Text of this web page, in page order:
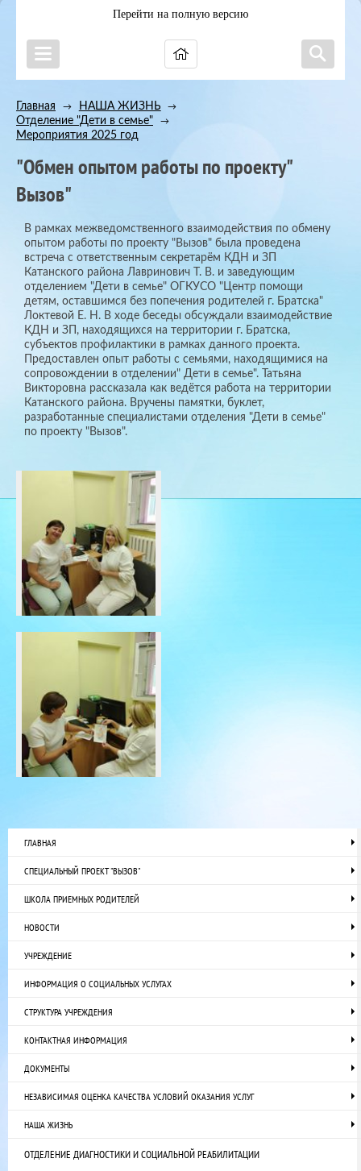
Перейти на полную версию
Главная → НАША ЖИЗНЬ →
Отделение "Дети в семье" →
Мероприятия 2025 год
"Обмен опытом работы по проекту"
Вызов"
В рамках межведомственного взаимодействия по обмену
опытом работы по проекту "Вызов" была проведена
встреча с ответственным секретарём КДН и ЗП
Катанского района Лавринович Т. В. и заведующим
отделением "Дети в семье" ОГКУСО "Центр помощи
детям, оставшимся без попечения родителей г. Братска"
Локтевой Е. Н. В ходе беседы обсуждали взаимодействие
КДН и ЗП, находящихся на территории г. Братска,
субъектов профилактики в рамках данного проекта.
Предоставлен опыт работы с семьями, находящимися на
сопровождении в отделении" Дети в семье". Татьяна
Викторовна рассказала как ведётся работа на территории
Катанского района. Вручены памятки, буклет,
разработанные специалистами отделения "Дети в семье"
по проекту "Вызов".
ГЛАВНАЯ
СПЕЦИАЛЬНЫЙ ПРОЕКТ "ВЫЗОВ"
ШКОЛА ПРИЕМНЫХ РОДИТЕЛЕЙ
НОВОСТИ
УЧРЕЖДЕНИЕ
ИНФОРМАЦИЯ О СОЦИАЛЬНЫХ УСЛУГАХ
СТРУКТУРА УЧРЕЖДЕНИЯ
КОНТАКТНАЯ ИНФОРМАЦИЯ
ДОКУМЕНТЫ
НЕЗАВИСИМАЯ ОЦЕНКА КАЧЕСТВА УСЛОВИЙ ОКАЗАНИЯ УСЛУГ
НАША ЖИЗНЬ
ОТДЕЛЕНИЕ ДИАГНОСТИКИ И СОЦИАЛЬНОЙ РЕАБИЛИТАЦИИ